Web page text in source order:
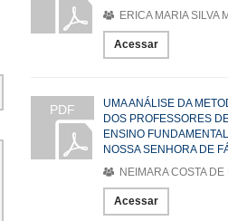
ERICA MARIA SILVA
Acessar
PDF
UMA ANÁLISE DA
DOS PROFESSORES
ENSINO
NOSSA SENHORA DE
NEIMARA COSTA DE
Acessar